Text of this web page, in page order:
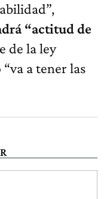
“actitud de
de la ley
a tener las